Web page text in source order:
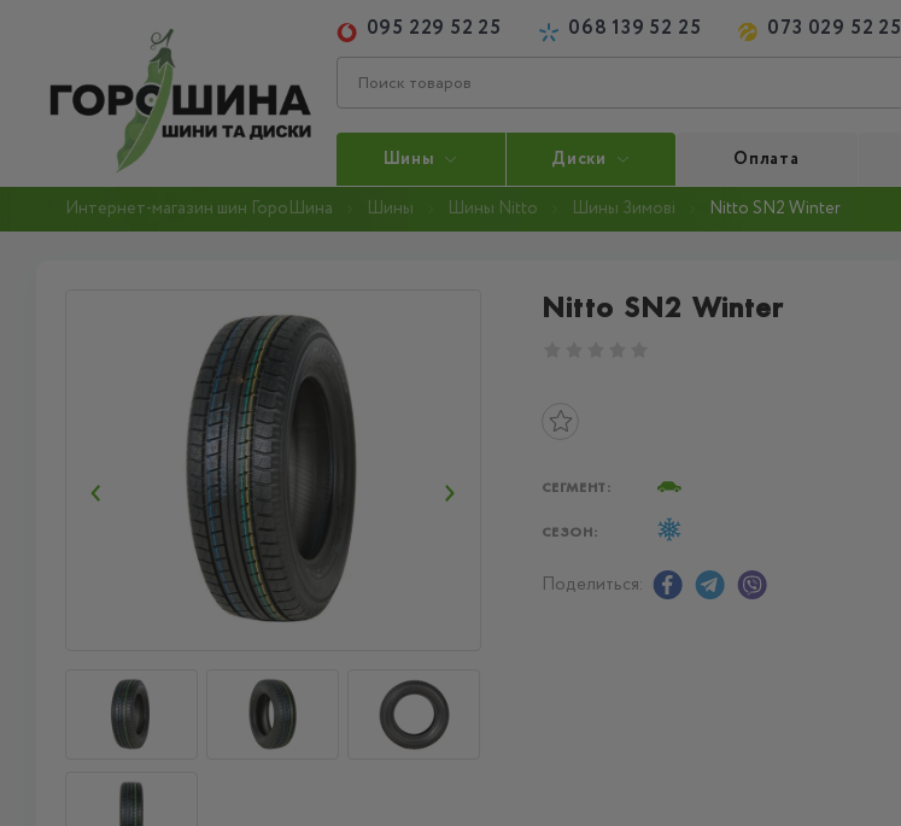
095 229 52 25 068 139 52 25 073 029 52 25
Шины Диски Оплата
Интернет-магазин шин ГороШина Шины Шины Nitto Шины Зимові Nitto SN2 Winter
Nitto SN2 Winter
СЕГМЕНТ:
СЕЗОН:
Поделиться: